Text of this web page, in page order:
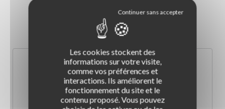
5
Les cookies stockent des
informations sur votre visite,
comme vos préférences et
interactions. Ils améliorent le
fonctionnement du site et le
contenu proposé. Vous pouvez